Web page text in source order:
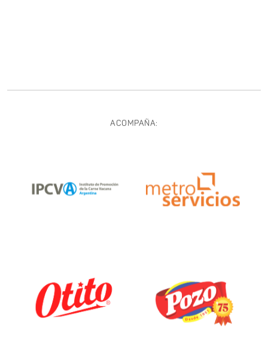
ACOMPAÑA: